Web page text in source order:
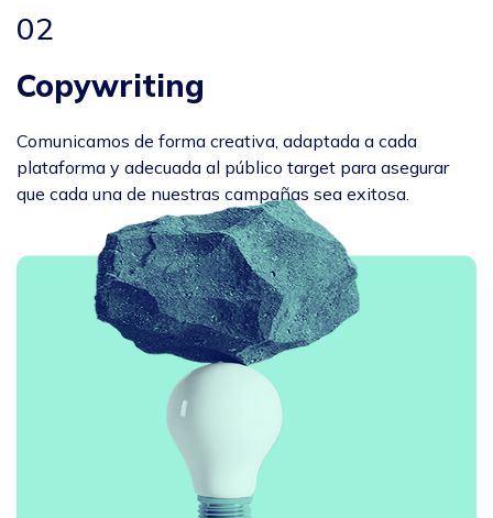
02
Copywriting
Comunicamos de forma creativa, adaptada a cada
plataforma y adecuada al público target para asegurar
que cada una de nuestras campañas sea exitosa.